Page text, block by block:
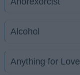
Alcohol
Anything for Love